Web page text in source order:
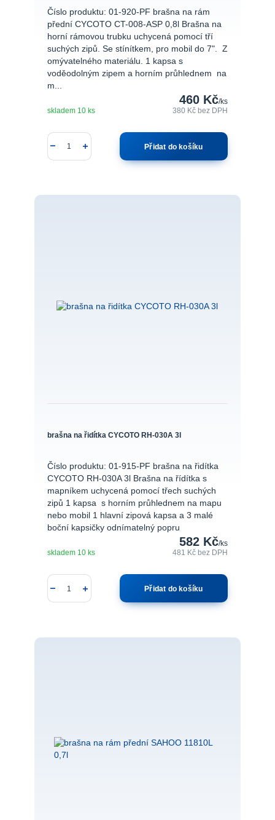
Číslo produktu: 01-920-PF brašna na rám
přední CYCOTO CT-008-ASP 0,8l Brašna na
horní rámovou trubku uchycená pomocí tří
suchých zipů. Se stínítkem, pro mobil do 7". Z
omývatelného materiálu. 1 kapsa s
voděodolným zipem a horním průhlednem na
m...
460 Kč/ks
380 Kčbez DPH
skladem 10 ks
Přidat do košíku
brašna na řidítka CYCOTO RH-030A 3l
Číslo produktu: 01-915-PF brašna na řidítka
CYCOTO RH-030A 3l Brašna na řídítka s
mapníkem uchycená pomocí třech suchých
zipů 1 kapsa s horním průhlednem na mapu
nebo mobil 1 hlavní zipová kapsa a 3 malé
boční kapsičky odnímatelný popru
582 Kč/ks
481 Kč bez DPH
skladem 10 ks
Přidat do košíku